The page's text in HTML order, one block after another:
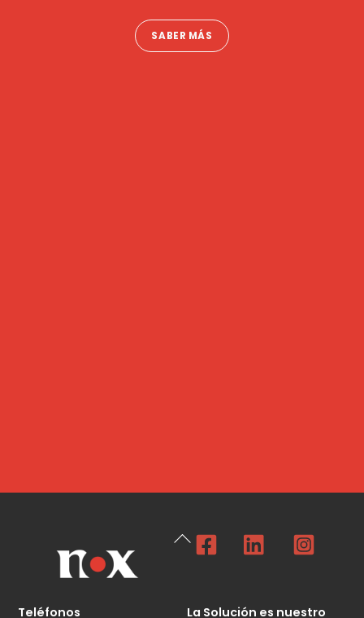
SABER MÁS
Back
Facebook Linkedin
Teléfonos La Solución es nuestro